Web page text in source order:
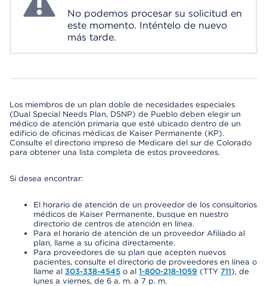
No podemos procesar su solicitud en
este momento. Inténtelo de nuevo
más tarde.
Los miembros de un plan doble de necesidades especiales
(Dual Special Needs Plan, DSNP) de Pueblo deben elegir un
médico de atención primaria que esté ubicado dentro de un
edificio de oficinas médicas de Kaiser Permanente (KP).
Consulte el directorio impreso de Medicare del sur de Colorado
para obtener una lista completa de estos proveedores.
Si desea encontrar:
El horario de atención de un proveedor de los consultorios
médicos de Kaiser Permanente, busque en nuestro
directorio de centros de atención en línea.
Para el horario de atención de un proveedor Afiliado al
plan, llame a su oficina directamente.
Para proveedores de su plan que acepten nuevos
pacientes, consulte el directorio de proveedores en línea o
llame al 303-338-4545 o al 1-800-218-1059 (TTY 711), de
lunes a viernes, de 6 a. m. a 7 p. m.